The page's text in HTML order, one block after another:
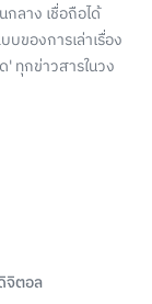
กลาง เชื่อถือได้
บของการเล่าเรื่อง
' ทุกข่าวสารในวง
จิตอล